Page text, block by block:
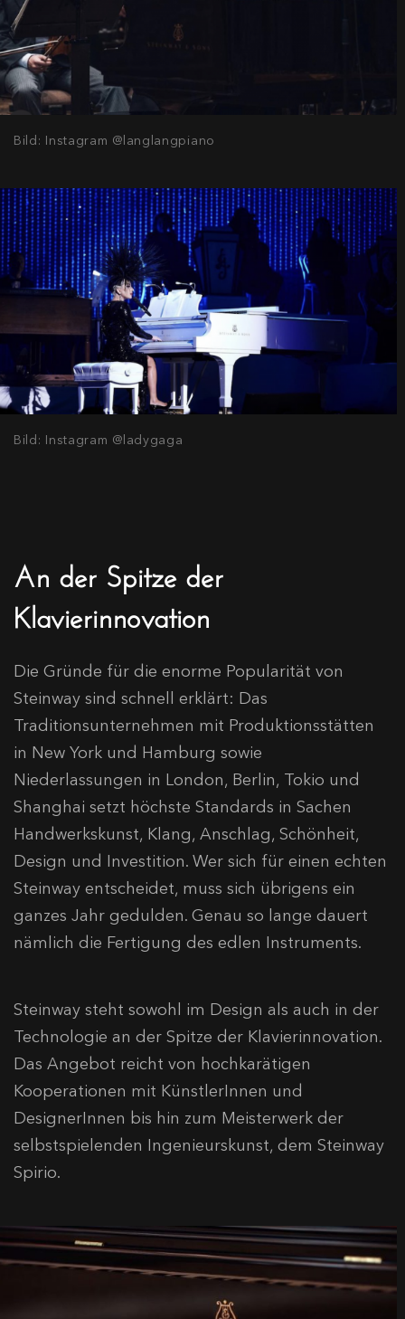
Bild: Instagram @langlangpiano
Bild: Instagram @ladygaga
An der Spitze der
Klavierinnovation
Die Gründe für die enorme Popularität von
Steinway sind schnell erklärt: Das
Traditionsunternehmen mit Produktionsstätten
in New York und Hamburg sowie
Niederlassungen in London, Berlin, Tokio und
Shanghai setzt höchste Standards in Sachen
Handwerkskunst, Klang, Anschlag, Schönheit,
Design und Investition. Wer sich für einen echten
Steinway entscheidet, muss sich übrigens ein
ganzes Jahr gedulden. Genau so lange dauert
nämlich die Fertigung des edlen Instruments.
Steinway steht sowohl im Design als auch in der
Technologie an der Spitze der Klavierinnovation.
Das Angebot reicht von hochkarätigen
Kooperationen mit KünstlerInnen und
DesignerInnen bis hin zum Meisterwerk der
selbstspielenden Ingenieurskunst, dem Steinway
Spirio.